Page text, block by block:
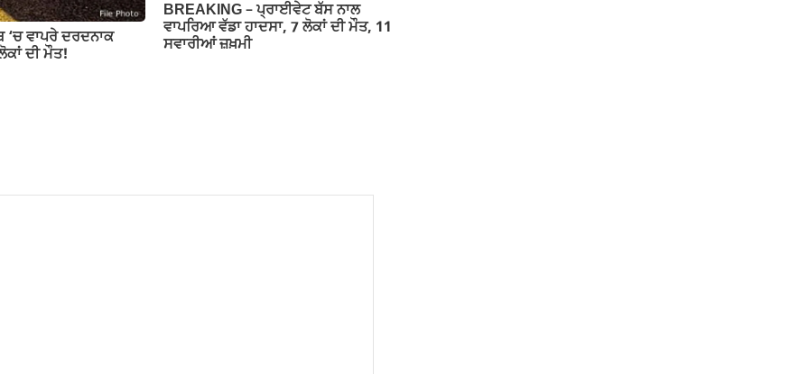
‘ਚ ਵਾਪਰੇ ਦਰਦਨਾਕ
ਦੀ ਮੌਤ!
BREAKING – ਪ੍ਰਾਈਵੇਟ ਬੱਸ ਨਾਲ
ਵਾਪਰਿਆ ਵੱਡਾ ਹਾਦਸਾ, 7 ਲੋਕਾਂ ਦੀ ਮੌਤ, 11
ਸਵਾਰੀਆਂ ਜ਼ਖ਼ਮੀ